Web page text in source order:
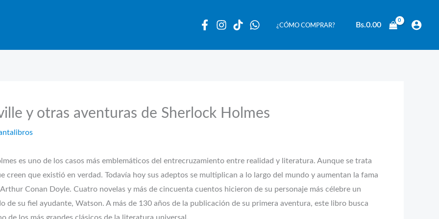
¿CÓMO COMPRAR? Bs.0.00
y otras aventuras de Sherlock Holmes
es uno de los casos más emblemáticos del entrecruzamiento entre realidad y literatura. Aunque se trata
creen que existió en verdad. Todavía hoy sus adeptos se multiplican a lo largo del mundo y aumentan la fama
Conan Doyle. Cuatro novelas y más de cincuenta cuentos hicieron de su personaje más célebre un
de su fiel ayudante, Watson. A más de 130 años de la publicación de su primera aventura, este libro busca